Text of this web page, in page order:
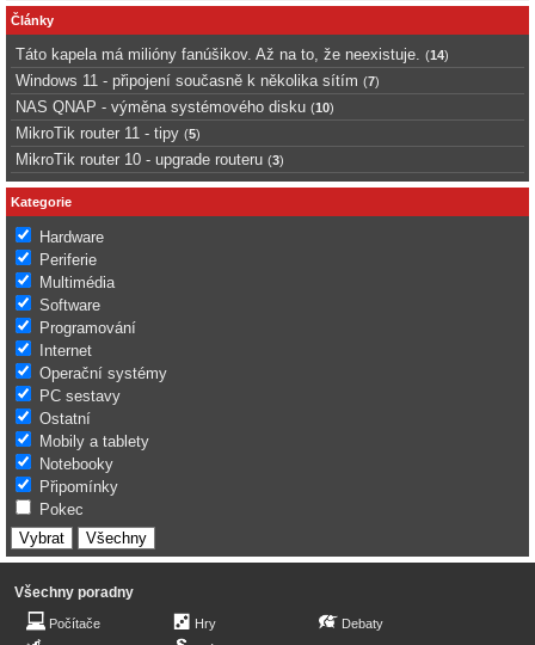
Články
Táto kapela má milióny fanúšikov. Až na to, že neexistuje. (14)
Windows 11 - připojení současně k několika sítím (7)
NAS QNAP - výměna systémového disku (10)
MikroTik router 11 - tipy (5)
MikroTik router 10 - upgrade routeru (3)
Kategorie
Hardware
Periferie
Multimédia
Software
Programování
Internet
Operační systémy
PC sestavy
Ostatní
Mobily a tablety
Notebooky
Připomínky
Pokec
Všechny poradny
Počítače
Hry
Debaty